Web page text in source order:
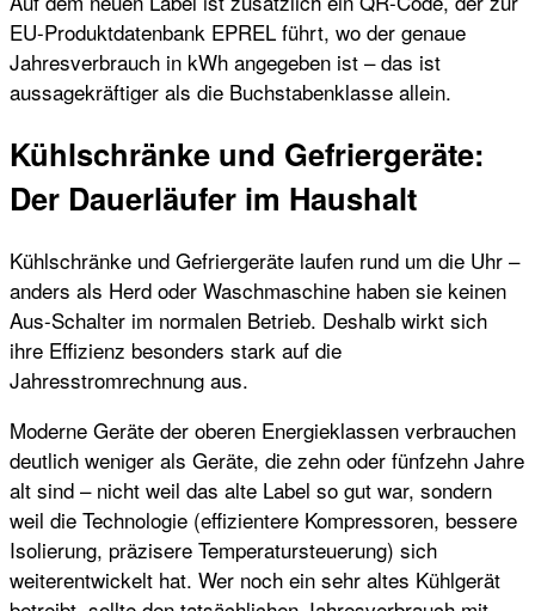
EU-Produktdatenbank EPREL führt, wo der genaue
Jahresverbrauch in kWh angegeben ist – das ist
aussagekräftiger als die Buchstabenklasse allein.
Kühlschränke und Gefriergeräte:
Der Dauerläufer im Haushalt
Kühlschränke und Gefriergeräte laufen rund um die Uhr –
anders als Herd oder Waschmaschine haben sie keinen
Aus-Schalter im normalen Betrieb. Deshalb wirkt sich
ihre Effizienz besonders stark auf die
Jahresstromrechnung aus.
Moderne Geräte der oberen Energieklassen verbrauchen
deutlich weniger als Geräte, die zehn oder fünfzehn Jahre
alt sind – nicht weil das alte Label so gut war, sondern
weil die Technologie (effizientere Kompressoren, bessere
Isolierung, präzisere Temperatursteuerung) sich
weiterentwickelt hat. Wer noch ein sehr altes Kühlgerät